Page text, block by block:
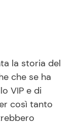
la storia del
che se ha
VIP e di
così tanto